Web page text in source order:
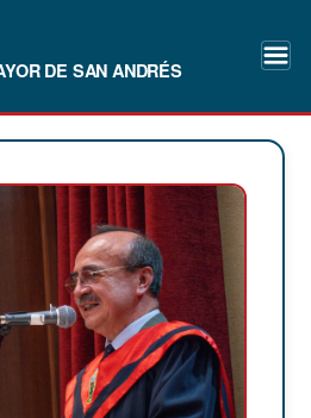
DE SAN ANDRÉS